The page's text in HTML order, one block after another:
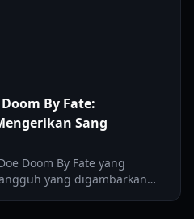
By Fate:
Sang
Doom By Fate yang
yang digambarkan